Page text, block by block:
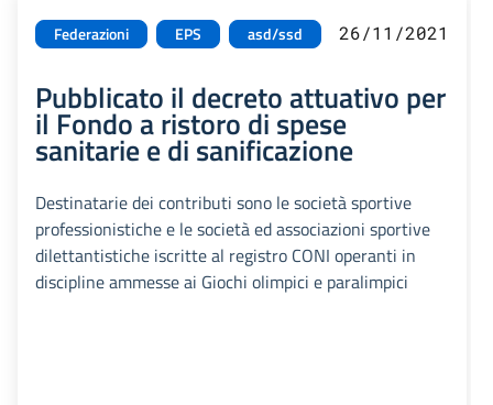
Federazioni EPS asd/ssd 26/11/2021
Pubblicato il decreto attuativo per
il Fondo a ristoro di spese
sanitarie e di sanificazione
Destinatarie dei contributi sono le società sportive
professionistiche e le società ed associazioni sportive
dilettantistiche iscritte al registro CONI operanti in
discipline ammesse ai Giochi olimpici e paralimpici